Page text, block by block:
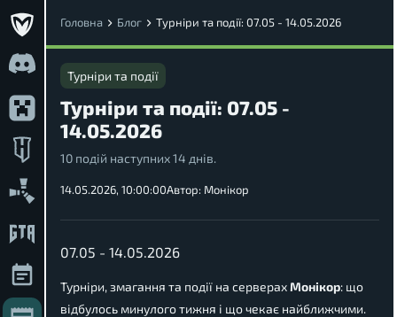
Головна Блог Турніри та події: 07.05 - 14.05.2026
Турніри та події
Турніри та події: 07.05 -
14.05.2026
10 подій наступних 14 днів.
14.05.2026, 10:00:00Автор: Монікор
07.05 - 14.05.2026
Турніри, змагання та події на серверахМонікор: що
відбулось минулого тижня і що чекає найближчими.